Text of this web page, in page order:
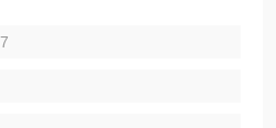
铣、钻、镗、攻丝及五面复合加